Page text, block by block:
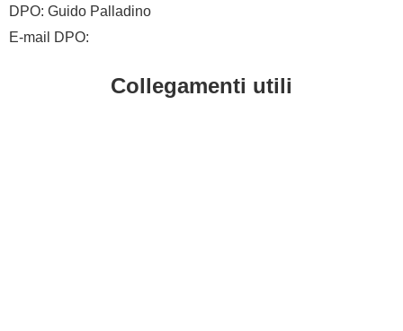
DPO: Guido Palladino
E-mail DPO:
Collegamenti utili